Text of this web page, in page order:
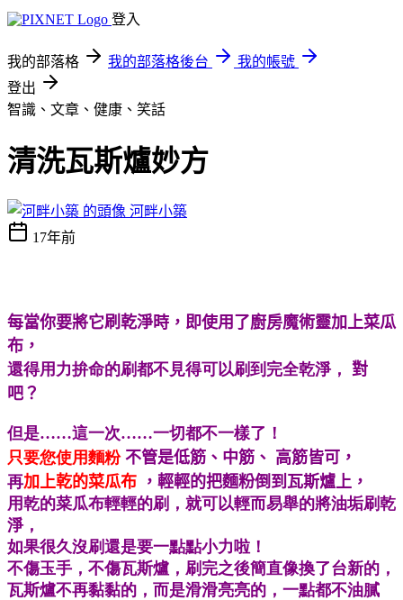
登入
我的部落格 我的部落格後台
我的帳號
登出
智識、文章、健康、笑話
清洗瓦斯爐妙方
河畔小築
17年前
每當你要將它刷乾淨時，即使用了廚房魔術靈加上菜瓜
布，
還得用力拚命的刷都不見得可以刷到完全乾淨， 對
吧？
但是……這一次……一切都不一樣了！
只要您使用麵粉不管是低筋、中筋、 高筋皆可，
再加上乾的菜瓜布 ，輕輕的把麵粉倒到瓦斯爐上，
用乾的菜瓜布輕輕的刷，就可以輕而易舉的將油垢刷乾
淨，
如果很久沒刷還是要一點點小力啦！
不傷玉手，不傷瓦斯爐，刷完之後簡直像換了台新的，
瓦斯爐不再黏黏的，而是滑滑亮亮的，一點都不油膩